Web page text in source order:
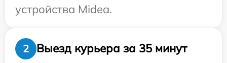
устройства Midea.
2
Выезд курьера за 35 минут